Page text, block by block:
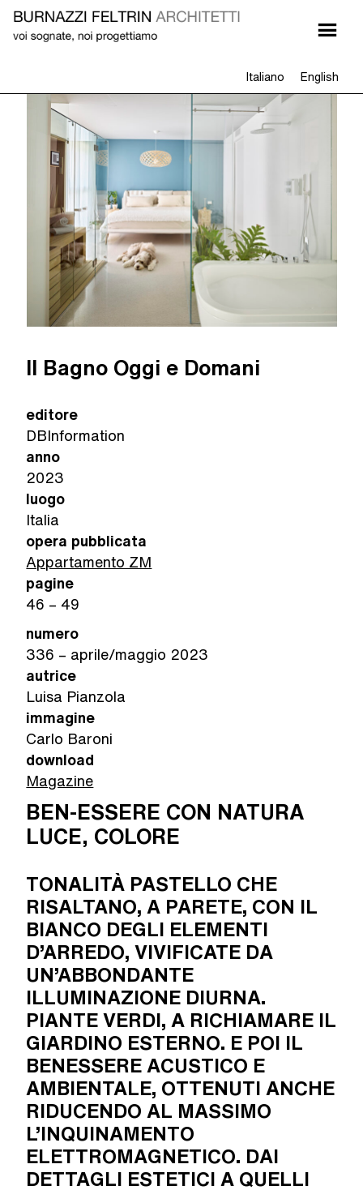
Italiano English
Il Bagno Oggi e Domani
editore
DBInformation
anno
2023
luogo
Italia
opera pubblicata
Appartamento ZM
pagine
46 – 49
numero
336 – aprile/maggio 2023
autrice
Luisa Pianzola
immagine
Carlo Baroni
download
Magazine
BEN-ESSERE CON NATURA
LUCE, COLORE
TONALITÀ PASTELLO CHE
RISALTANO, A PARETE, CON IL
BIANCO DEGLI ELEMENTI
D’ARREDO, VIVIFICATE DA
UN’ABBONDANTE
ILLUMINAZIONE DIURNA.
PIANTE VERDI, A RICHIAMARE IL
GIARDINO ESTERNO. E POI IL
BENESSERE ACUSTICO E
AMBIENTALE, OTTENUTI ANCHE
RIDUCENDO AL MASSIMO
L’INQUINAMENTO
ELETTROMAGNETICO. DAI
DETTAGLI ESTETICI A QUELLI